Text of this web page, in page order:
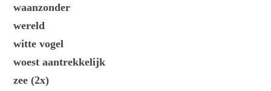
waanzonder
wereld
witte vogel
woest aantrekkelijk
zee (2x)